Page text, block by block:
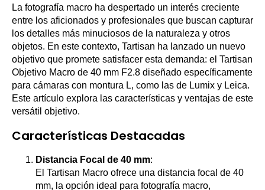
La fotografía macro ha despertado un interés creciente
entre los aficionados y profesionales que buscan capturar
los detalles más minuciosos de la naturaleza y otros
objetos. En este contexto, Tartisan ha lanzado un nuevo
objetivo que promete satisfacer esta demanda: el Tartisan
Objetivo Macro de 40 mm F2.8 diseñado específicamente
para cámaras con montura L, como las de Lumix y Leica.
Este artículo explora las características y ventajas de este
versátil objetivo.
Características Destacadas
Distancia Focal de 40 mm:
El Tartisan Macro ofrece una distancia focal de 40
mm, la opción ideal para fotografía macro,